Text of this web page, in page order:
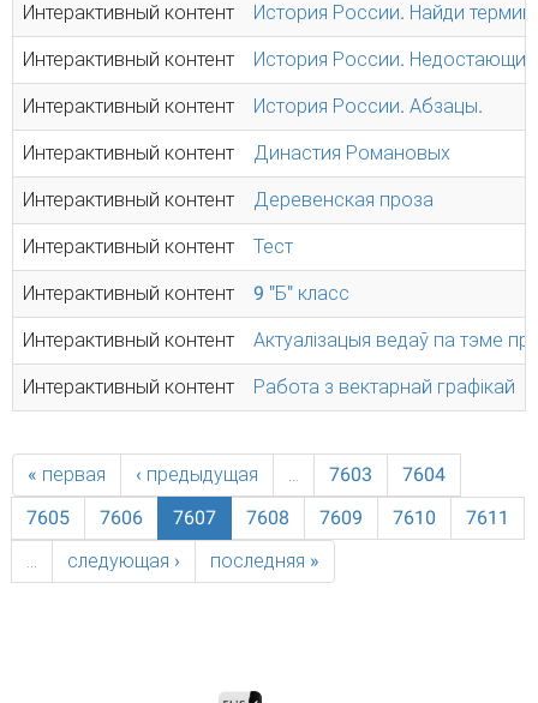
Интерактивный контент История России. Найди
Интерактивный контент История России.
Интерактивный контент История России. Абзацы.
Интерактивный контент Династия Романовых
Интерактивный контент Деревенская проза
Интерактивный контент Тест
Интерактивный контент 9 "Б" класс
Интерактивный контент Актуалізацыя ведаў па тэме
Интерактивный контент Работа з вектарнай графікай
« первая ‹ предыдущая … 7603
7604
7605
7606 7607 7608 7609 7610
7611
…
следующая › последняя »